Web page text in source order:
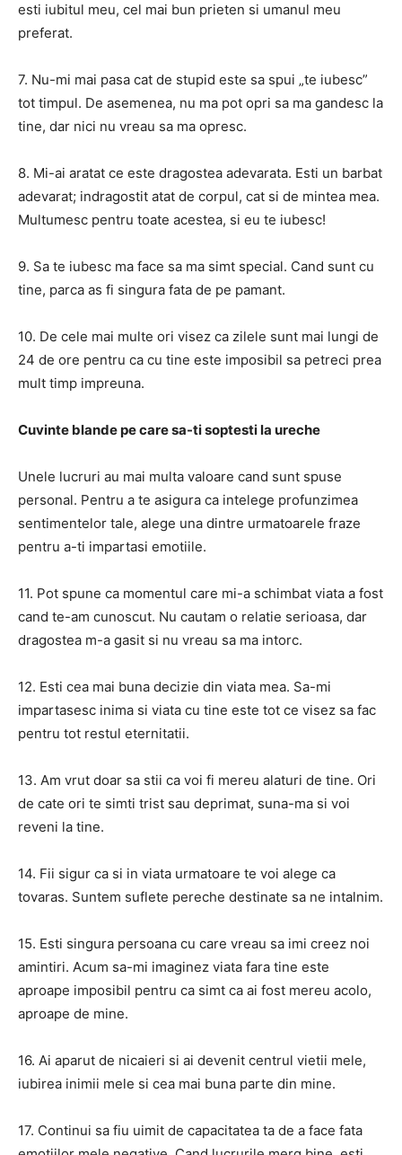
esti iubitul meu, cel mai bun prieten si umanul meu
preferat.
7. Nu-mi mai pasa cat de stupid este sa spui „te iubesc”
tot timpul. De asemenea, nu ma pot opri sa ma gandesc la
tine, dar nici nu vreau sa ma opresc.
8. Mi-ai aratat ce este dragostea adevarata. Esti un barbat
adevarat; indragostit atat de corpul, cat si de mintea mea.
Multumesc pentru toate acestea, si eu te iubesc!
9. Sa te iubesc ma face sa ma simt special. Cand sunt cu
tine, parca as fi singura fata de pe pamant.
10. De cele mai multe ori visez ca zilele sunt mai lungi de
24 de ore pentru ca cu tine este imposibil sa petreci prea
mult timp impreuna.
Cuvinte blande pe care sa-ti soptesti la ureche
Unele lucruri au mai multa valoare cand sunt spuse
personal. Pentru a te asigura ca intelege profunzimea
sentimentelor tale, alege una dintre urmatoarele fraze
pentru a-ti impartasi emotiile.
11. Pot spune ca momentul care mi-a schimbat viata a fost
cand te-am cunoscut. Nu cautam o relatie serioasa, dar
dragostea m-a gasit si nu vreau sa ma intorc.
12. Esti cea mai buna decizie din viata mea. Sa-mi
impartasesc inima si viata cu tine este tot ce visez sa fac
pentru tot restul eternitatii.
13. Am vrut doar sa stii ca voi fi mereu alaturi de tine. Ori
de cate ori te simti trist sau deprimat, suna-ma si voi
reveni la tine.
14. Fii sigur ca si in viata urmatoare te voi alege ca
tovaras. Suntem suflete pereche destinate sa ne intalnim.
15. Esti singura persoana cu care vreau sa imi creez noi
amintiri. Acum sa-mi imaginez viata fara tine este
aproape imposibil pentru ca simt ca ai fost mereu acolo,
aproape de mine.
16. Ai aparut de nicaieri si ai devenit centrul vietii mele,
iubirea inimii mele si cea mai buna parte din mine.
17. Continui sa fiu uimit de capacitatea ta de a face fata